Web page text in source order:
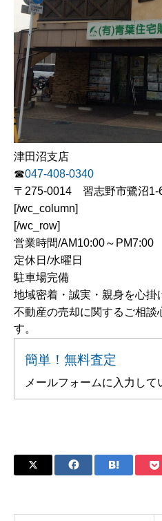
津田沼支店
☎047-408-0340
〒275-0014 習志野市鷺沼1-
[/wc_column]
[/wc_row]
営業時間/AM10:00～PM7:00
定休日/水曜日
駐車場完備
地域密着・誠実・親身を心掛
不動産の売却に関するご相談
す。
簡単！無料査定
メールフォームに入力し